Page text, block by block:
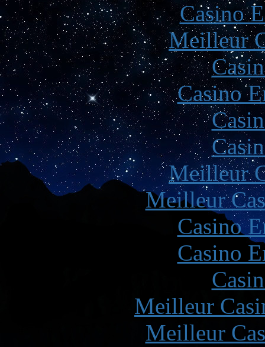
Casino
Meilleur
Casino
Meilleur
Meilleur
Casino
Casino
Meilleur
Meilleur